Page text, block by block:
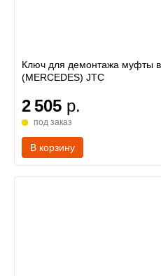
Ключ для демонтажа муфты
(MERCEDES) JTC
2 505 р.
под заказ
В корзину